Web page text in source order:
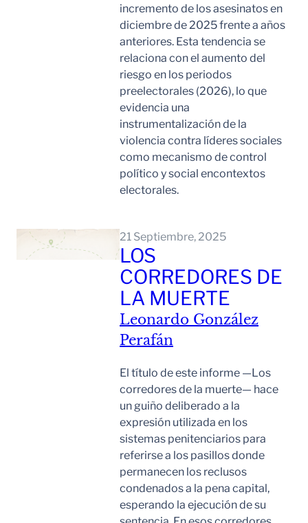
incremento de los asesinatos en
diciembre de 2025 frente a años
anteriores. Esta tendencia se
relaciona con el aumento del
riesgo en los periodos
preelectorales (2026), lo que
evidencia una
instrumentalización de la
violencia contra líderes sociales
como mecanismo de control
político y social encontextos
electorales.
21 Septiembre, 2025
LOS
CORREDORES DE
LA MUERTE
Leonardo González
Perafán
El título de este informe —Los
corredores de la muerte— hace
un guiño deliberado a la
expresión utilizada en los
sistemas penitenciarios para
referirse a los pasillos donde
permanecen los reclusos
condenados a la pena capital,
esperando la ejecución de su